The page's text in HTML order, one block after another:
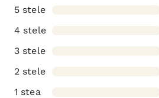
5 stele
4 stele
3 stele
2 stele
1 stea